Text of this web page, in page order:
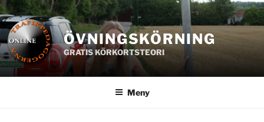
Hoppa
till
innehåll
ÖVNINGSKÖRNING
GRATIS KÖRKORTSTEORI
Meny